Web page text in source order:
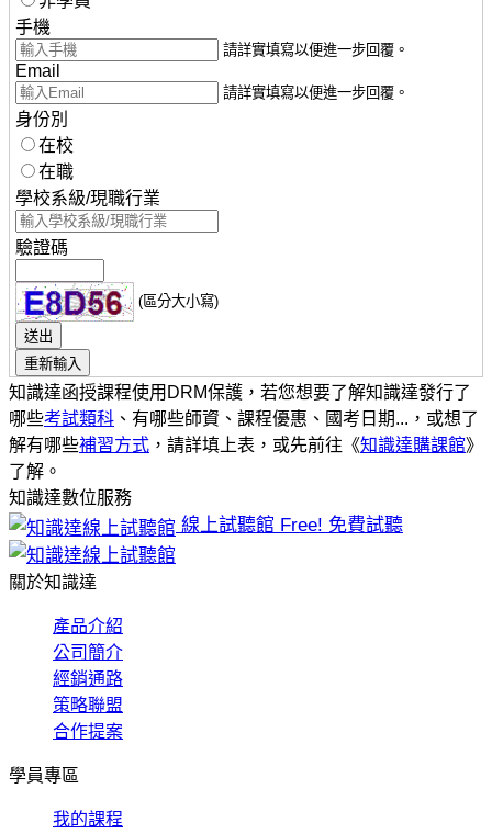
手機
請詳實填寫以便進一步回覆。
Email
請詳實填寫以便進一步回覆。
身份別
在校
在職
學校系級/現職行業
驗證碼
(區分大小寫)
知識達函授課程使用DRM保護，若您想要了解知識達發行了
哪些考試類科 、有哪些師資、課程優惠、國考日期...，或想了
解有哪些補習方式 ，請詳填上表，或先前往《知識達購課館》
了解。
知識達數位服務
線上試聽館 Free! 免費試聽
關於知識達
產品介紹
公司簡介
經銷通路
策略聯盟
合作提案
學員專區
我的課程